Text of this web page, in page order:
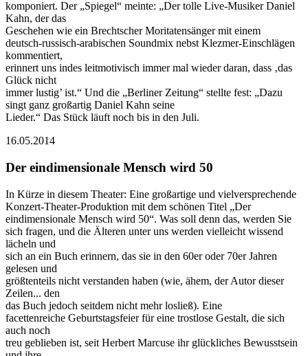
komponiert. Der „Spiegel“ meinte: „Der tolle Live-Musiker Daniel
Kahn, der das
Geschehen wie ein Brechtscher Moritatensänger mit einem
deutsch-russisch-arabischen Soundmix nebst Klezmer-Einschlägen
kommentiert,
erinnert uns indes leitmotivisch immer mal wieder daran, dass ‚das
Glück nicht
immer lustig’ ist.“ Und die „Berliner Zeitung“ stellte fest: „Dazu
singt ganz großartig Daniel Kahn seine
Lieder.“ Das Stück läuft noch bis in den Juli.
16.05.2014
Der eindimensionale Mensch wird 50
In Kürze in diesem Theater: Eine großartige und vielversprechende
Konzert-Theater-Produktion mit dem schönen Titel „Der
eindimensionale Mensch wird 50“. Was soll denn das, werden Sie
sich fragen, und die Älteren unter uns werden vielleicht wissend
lächeln und
sich an ein Buch erinnern, das sie in den 60er oder 70er Jahren
gelesen und
größtenteils nicht verstanden haben (wie, ähem, der Autor dieser
Zeilen... den
das Buch jedoch seitdem nicht mehr losließ). Eine
facettenreiche Geburtstagsfeier für eine trostlose Gestalt, die sich
auch noch
treu geblieben ist, seit Herbert Marcuse ihr glückliches Bewusstsein